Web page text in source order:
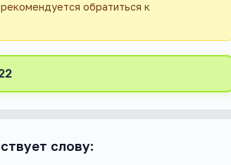
обратиться к
слову: